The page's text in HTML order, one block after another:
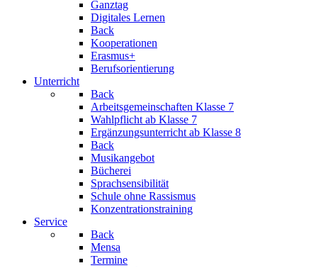
Ganztag
Digitales Lernen
Back
Kooperationen
Erasmus+
Berufsorientierung
Unterricht
Back
Arbeitsgemeinschaften Klasse 7
Wahlpflicht ab Klasse 7
Ergänzungsunterricht ab Klasse 8
Back
Musikangebot
Bücherei
Sprachsensibilität
Schule ohne Rassismus
Konzentrationstraining
Service
Back
Mensa
Termine